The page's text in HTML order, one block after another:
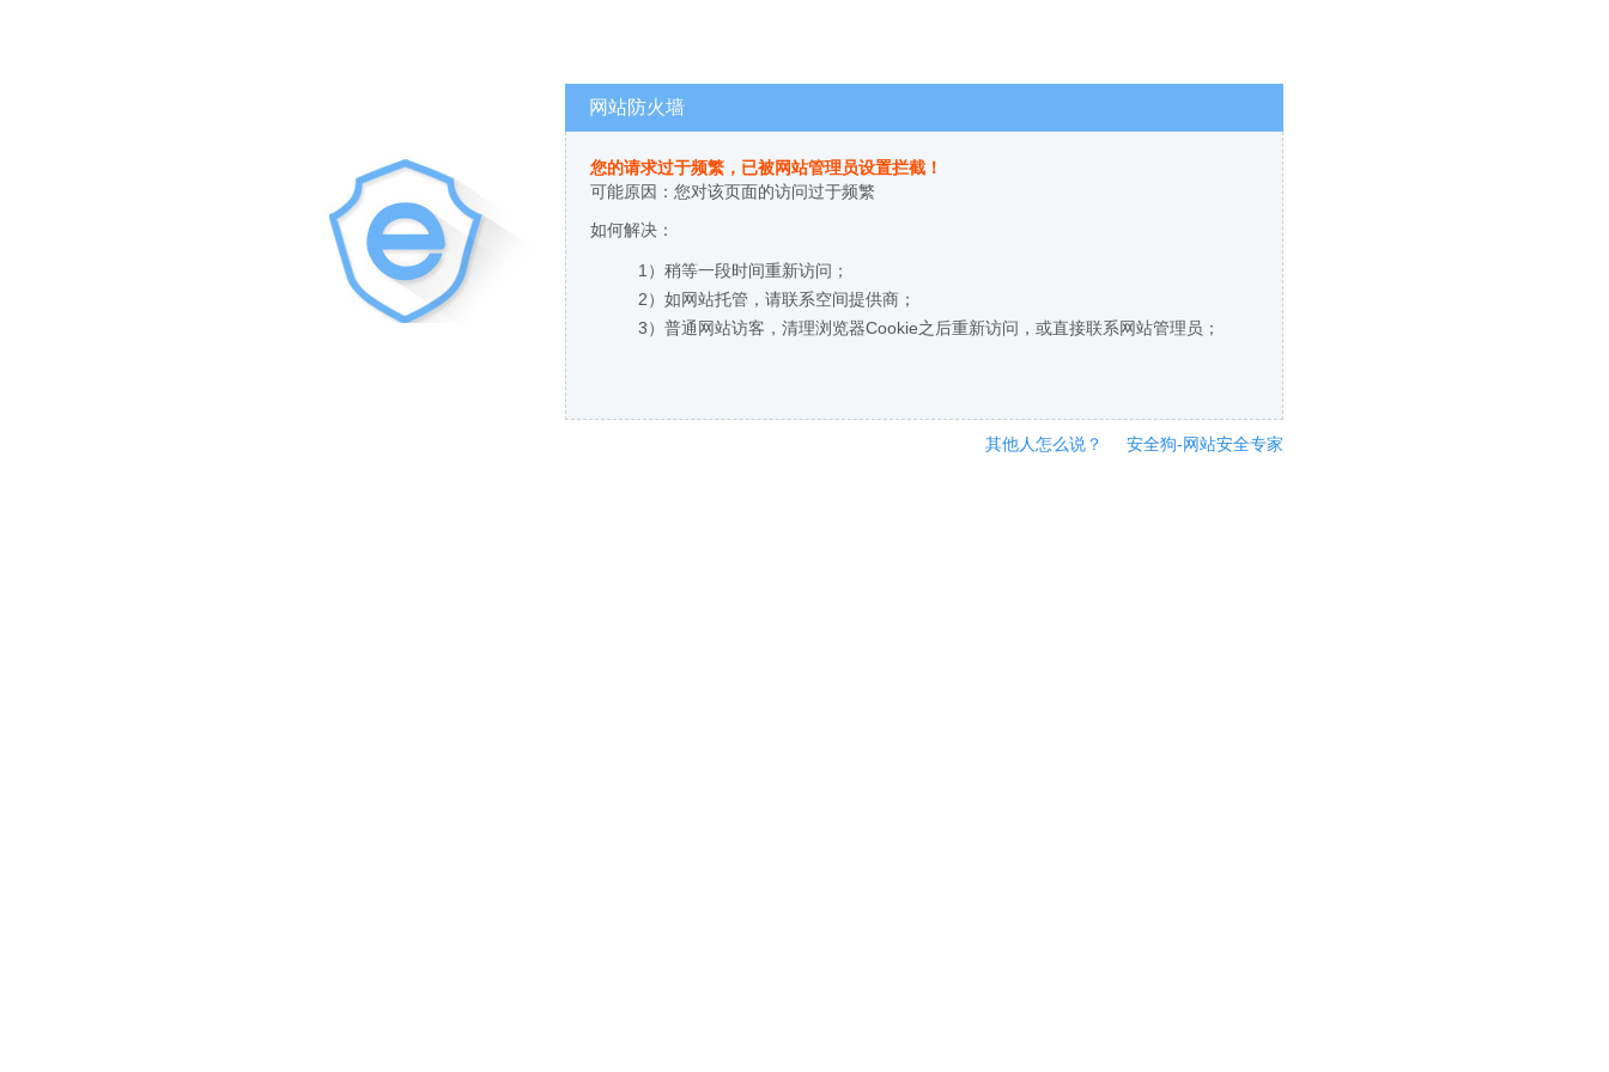
网站防火墙
您的请求过于频繁，已被网站管理员设置拦截！
可能原因：您对该页面的访问过于频繁
如何解决：
1）稍等一段时间重新访问；
2）如网站托管，请联系空间提供商；
3）普通网站访客，清理浏览器Cookie之后重新访问，或直接联系网站管理员；
其他人怎么说？ 安全狗-网站安全专家